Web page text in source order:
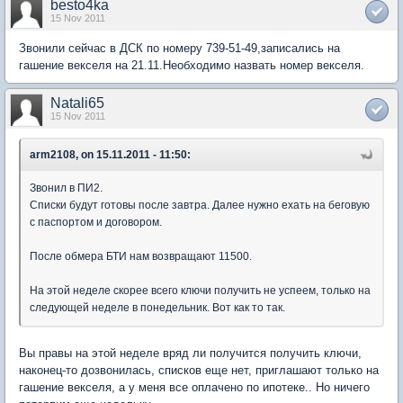
besto4ka
15 Nov 2011
Звонили сейчас в ДСК по номеру 739-51-49,записались на
гашение векселя на 21.11.Необходимо назвать номер векселя.
Natali65
15 Nov 2011
arm2108, on 15.11.2011 - 11:50:
Звонил в ПИ2.
Списки будут готовы после завтра. Далее нужно ехать на беговую
с паспортом и договором.
После обмера БТИ нам возвращают 11500.
На этой неделе скорее всего ключи получить не успеем, только на
следующей неделе в понедельник. Вот как то так.
Вы правы на этой неделе вряд ли получится получить ключи,
наконец-то дозвонилась, списков еще нет, приглашают только на
гашение векселя, а у меня все оплачено по ипотеке.. Но ничего